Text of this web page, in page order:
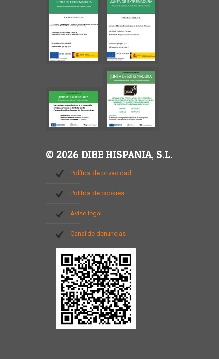
© 2026 DIBE HISPANIA, S.L.
Política de privacidad
Política de cookies
Aviso legal
Canal de denuncias